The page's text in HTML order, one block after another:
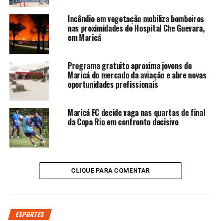
Incêndio em vegetação mobiliza bombeiros
nas proximidades do Hospital Che Guevara,
em Maricá
Programa gratuito aproxima jovens de
Maricá do mercado da aviação e abre novas
oportunidades profissionais
Maricá FC decide vaga nas quartas de final
da Copa Rio em confronto decisivo
CLIQUE PARA COMENTAR
ESPORTES